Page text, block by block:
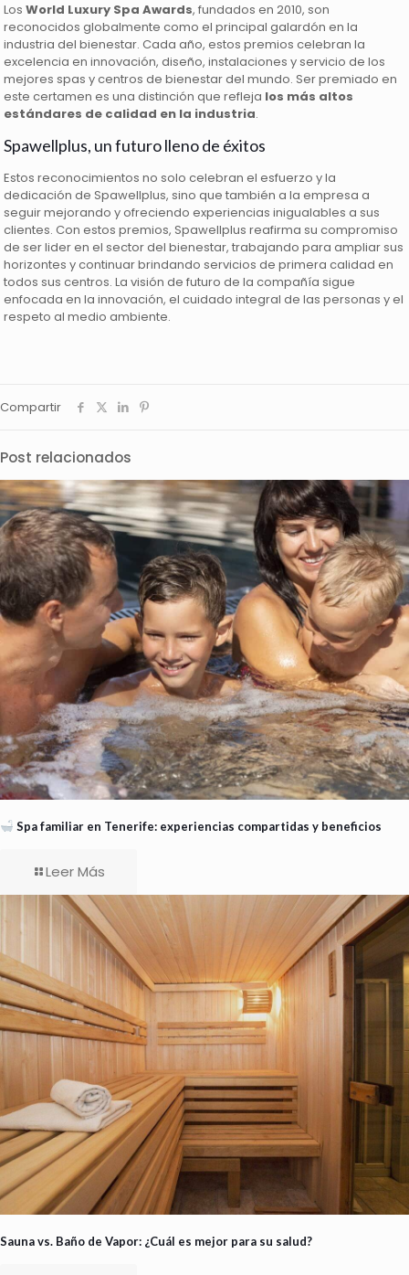
LosWorld Luxury Spa Awards, fundados en 2010, son
reconocidos globalmente como el principal galardón en la
industria del bienestar. Cada año, estos premios celebran la
excelencia en innovación, diseño, instalaciones y servicio de los
mejores spas y centros de bienestar del mundo. Ser premiado en
este certamen es una distinción que refleja los más altos
estándares de calidad en la industria.
Spawellplus, un futuro lleno de éxitos
Estos reconocimientos no solo celebran el esfuerzo y la
dedicación de Spawellplus, sino que también a la empresa a
seguir mejorando y ofreciendo experiencias inigualables a sus
clientes. Con estos premios, Spawellplus reafirma su compromiso
de ser lider en el sector del bienestar, trabajando para ampliar sus
horizontes y continuar brindando servicios de primera calidad en
todos sus centros. La visión de futuro de la compañía sigue
enfocada en la innovación, el cuidado integral de las personas y el
respeto al medio ambiente.
Compartir
Post relacionados
Spa familiar en Tenerife: experiencias compartidas y beneficios
Leer Más
Sauna vs. Baño de Vapor: ¿Cuál es mejor para su salud?